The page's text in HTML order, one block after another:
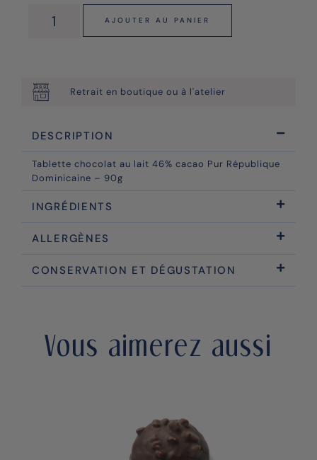
AJOUTER AU PANIER
Retrait en boutique ou à l'atelier
DESCRIPTION
Tablette chocolat au lait 46% cacao Pur République
Dominicaine – 90g
INGRÉDIENTS
ALLERGÈNES
CONSERVATION ET DÉGUSTATION
Vous aimerez aussi